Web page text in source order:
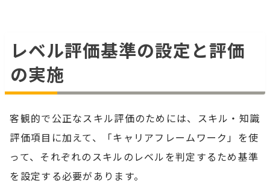
レベル評価基準の設定と評価
の実施
客観的で公正なスキル評価のためには、スキル・知識
評価項目に加えて、「キャリアフレームワーク」を使
って、それぞれのスキルのレベルを判定するため基準
を設定する必要があります。